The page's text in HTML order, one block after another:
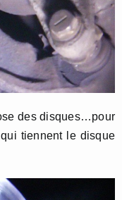
des disques…pour
tiennent le disque